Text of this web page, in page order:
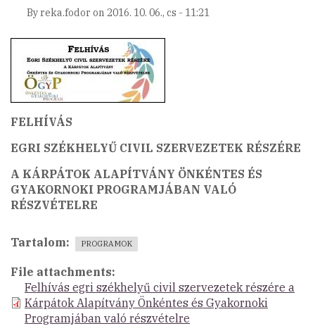
Byreka.fodor on 2016. 10. 06., cs - 11:21
FELHÍVÁS
EGRI SZÉKHELYŰ CIVIL SZERVEZETEK RÉSZÉRE
A KÁRPÁTOK ALAPÍTVÁNY ÖNKÉNTES ÉS
GYAKORNOKI PROGRAMJÁBAN VALÓ
RÉSZVÉTELRE
Tartalom PROGRAMOK
File attachments
Felhívás egri székhelyű civil szervezetek részére a
Kárpátok Alapítvány Önkéntes és Gyakornoki
Programjában való részvételre